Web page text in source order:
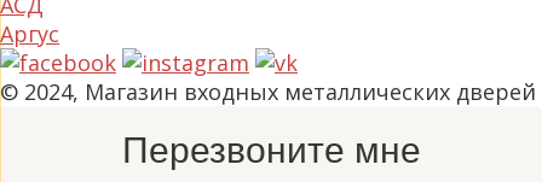
Аргус
© 2024, Магазин входных металлических дверей
Перезвоните мне